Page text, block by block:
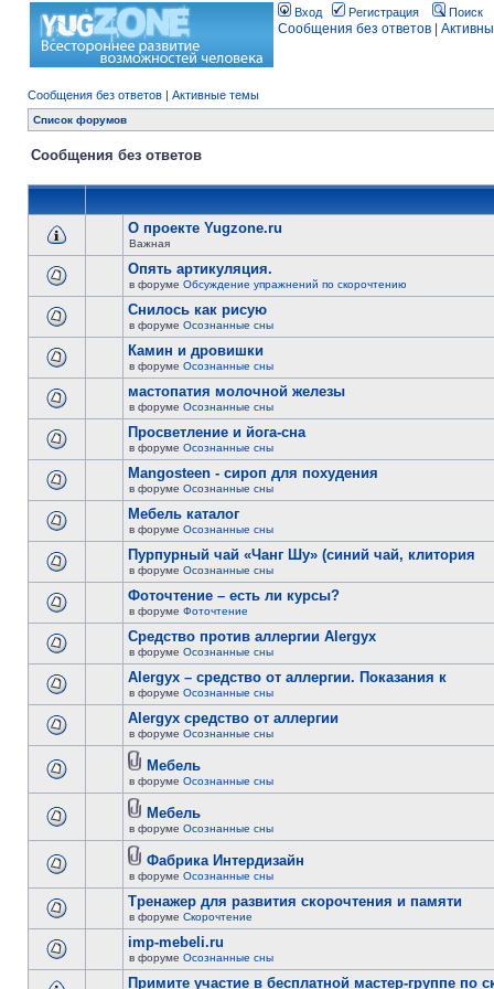
Вход Регистрация Поиск
Сообщения без ответов
Сообщения без ответов | Активные темы
Список форумов
Сообщения без ответов
О проекте Yugzone.ru
Важная
Опять артикуляция.
в форуме Обсуждение упражнений по скорочтению
Снилось как рисую
в форуме Осознанные сны
Камин и дровишки
в форуме Осознанные сны
мастопатия молочной железы
в форуме Осознанные сны
Просветление и йога-сна
в форуме Осознанные сны
Mangosteen - сироп для похудения
в форуме Осознанные сны
Мебель каталог
в форуме Осознанные сны
Пурпурный чай «Чанг Шу» (синий чай, клитория
в форуме Осознанные сны
Фоточтение – есть ли курсы?
в форуме Фоточтение
Cредство против аллергии Alergyx
в форуме Осознанные сны
Alergyx – средство от аллергии. Показания к
в форуме Осознанные сны
Alergyx средство от аллергии
в форуме Осознанные сны
Мебель
в форуме Осознанные сны
Мебель
в форуме Осознанные сны
Фабрика Интердизайн
в форуме Осознанные сны
Тренажер для развития скорочтения и памяти
в форуме Скорочтение
imp-mebeli.ru
в форуме Осознанные сны
Примите участие в бесплатной мастер-группе по